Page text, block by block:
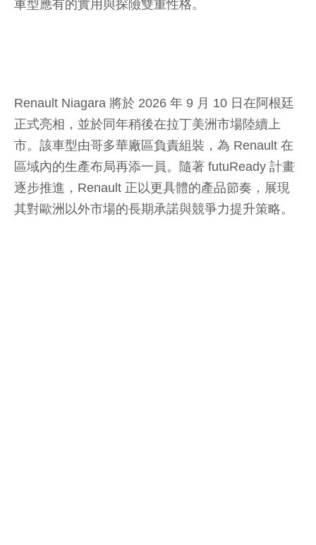
車型應有的實用與探險雙重性格。
Renault Niagara 將於 2026 年 9 月 10 日在阿根廷
正式亮相，並於同年稍後在拉丁美洲市場陸續上
市。該車型由哥多華廠區負責組裝，為 Renault 在
區域內的生產布局再添一員。隨著 futuReady 計畫
逐步推進，Renault 正以更具體的產品節奏，展現
其對歐洲以外市場的長期承諾與競爭力提升策略。